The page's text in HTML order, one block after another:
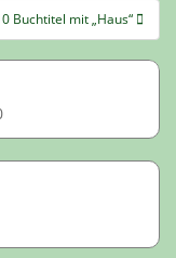
Buchtitel mit „Haus“